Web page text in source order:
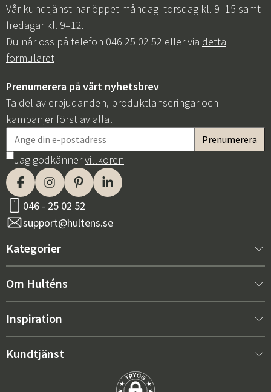
Vår kundtjänst har öppet måndag–torsdag kl. 9–15 samt
fredagar kl. 9–12.
Du når oss på telefon 046 25 02 52 eller via detta
formuläret
Prenumerera på vårt nyhetsbrev
Ta del av erbjudanden, produktlanseringar och
kampanjer först av alla!
Jag godkännervillkoren
046 - 25 02 52
support@hultens.se
Kategorier
Nytt hos oss
Inredning
Utemöbler
Om Hulténs
Om Hulténs
Säljavdelning
Inspiration
Bästsäljare
Trendspaning: Utemöbler 2026
Kundtjänst